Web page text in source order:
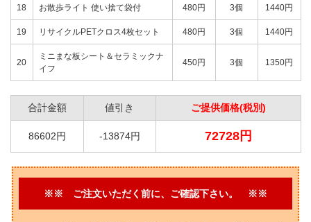
18 お散歩ライト 使い捨て袋付 480円 3個 1440円
19 リサイクルPETクロス4枚セット 480円 3個 1440円
20
ミニまな板シート＆セラミックナ
イフ
450円 3個 1350円
合計金額 値引き ご提供価格(税別)
86602円 -13874円 72728円
※※ ご注文いただく前に、ご確認下さい。 ※※